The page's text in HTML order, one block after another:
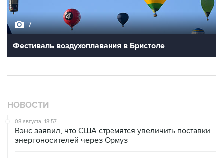
7
Фестиваль воздухоплавания в Бристоле
НОВОСТИ
08 августа, 18:57
Вэнс заявил, что США стремятся увеличить поставки
энергоносителей через Ормуз